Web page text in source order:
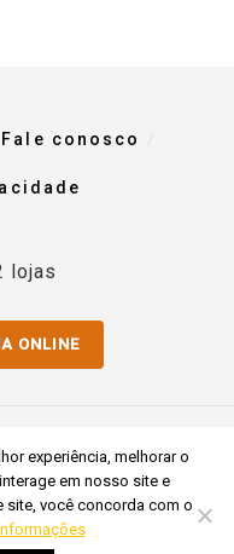
Fale conosco
lojas
ONLINE
De Materiais Para
0001-54
experiência, melhorar o
em nosso site e
site, você concorda com o